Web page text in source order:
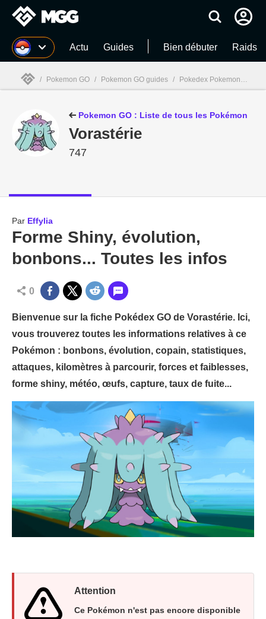
MGG Actu Guides Bien débuter Raids
MGG
/ Pokemon GO / Pokemon GO guides / Pokedex Pokemon GO
Pokemon GO : Liste de tous les Pokémon
Vorastérie
747
Par Effylia
Forme Shiny, évolution,
bonbons... Toutes les infos
0
Bienvenue sur la fiche Pokédex GO de Vorastérie. Ici,
vous trouverez toutes les informations relatives à ce
Pokémon : bonbons, évolution, copain, statistiques,
attaques, kilomètres à parcourir, forces et faiblesses,
forme shiny, météo, œufs, capture, taux de fuite...
Attention
Ce Pokémon n'est pas encore disponible